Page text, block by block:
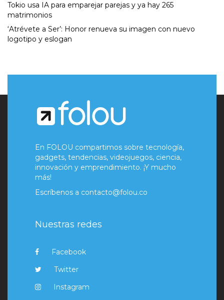
Tokio usa IA para emparejar parejas y ya hay 265
matrimonios
‘Atrévete a Ser’: Honor renueva su imagen con nuevo
logotipo y eslogan
En FOLOU compartimos sobre tecnología,
gadgets, tendencias, videojuegos, ciencia,
innovación y emprendimiento. ¡Y mucho
más!
Escríbenos a contacto@folou.co
Nuestras redes
Facebook
Twitter
Instagram